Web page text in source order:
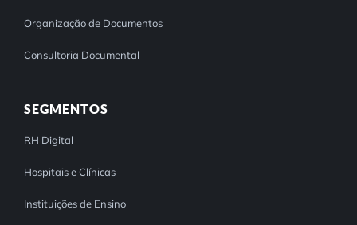
Organização de Documentos
Consultoria Documental
SEGMENTOS
RH Digital
Hospitais e Clínicas
Instituições de Ensino